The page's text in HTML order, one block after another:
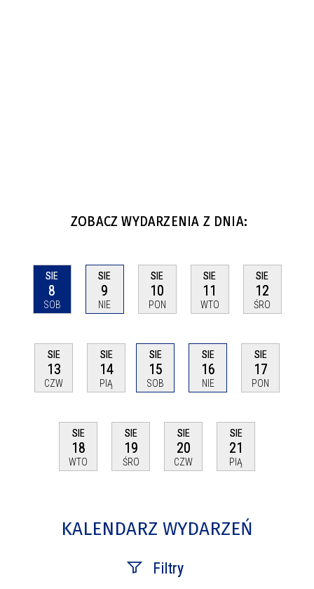
ZOBACZ WYDARZENIA Z DNIA:
SIE
8
SOB
SIE
9
NIE
SIE
10
PON
SIE
11
WTO
SIE
12
ŚRO
SIE
13
CZW
SIE
14
PIĄ
SIE
15
SOB
SIE
16
NIE
SIE
17
PON
SIE
18
WTO
SIE
19
ŚRO
SIE
20
CZW
SIE
21
PIĄ
KALENDARZ WYDARZEŃ
Filtry